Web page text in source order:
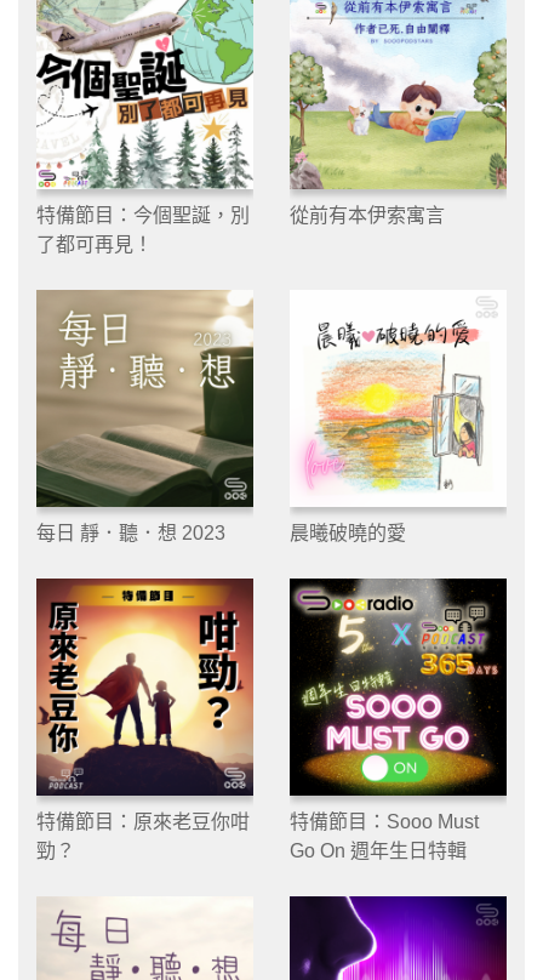
特備節目：今個聖誕，別
了都可再見！
從前有本伊索寓言
每日 靜．聽．想 2023 晨曦破曉的愛
特備節目：原來老豆你咁
勁？
特備節目：Sooo Must
Go On 週年生日特輯